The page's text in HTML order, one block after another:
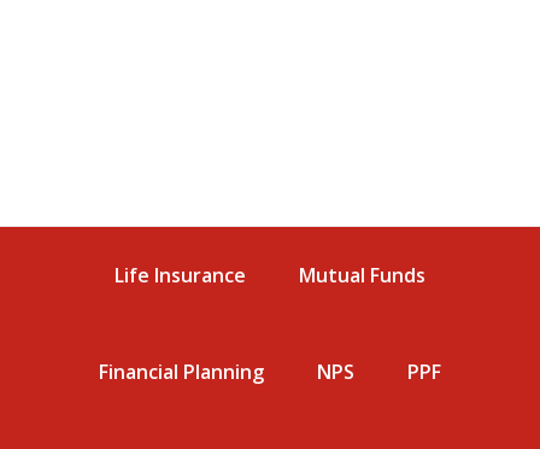
Life Insurance Mutual Funds
Financial Planning NPS PPF